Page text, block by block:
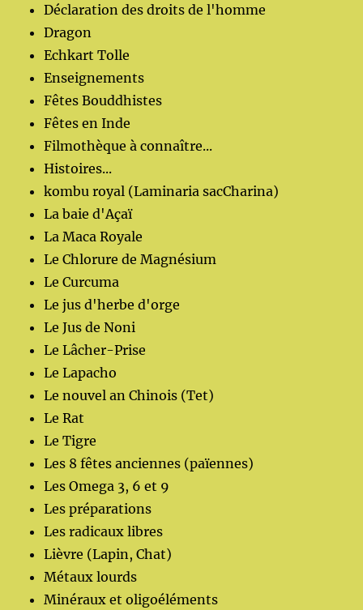
Déclaration des droits de l'homme
Dragon
Echkart Tolle
Enseignements
Fêtes Bouddhistes
Fêtes en Inde
Filmothèque à connaître...
Histoires...
kombu royal (Laminaria sacCharina)
La baie d'Açaï
La Maca Royale
Le Chlorure de Magnésium
Le Curcuma
Le jus d'herbe d'orge
Le Jus de Noni
Le Lâcher-Prise
Le Lapacho
Le nouvel an Chinois (Tet)
Le Rat
Le Tigre
Les 8 fêtes anciennes (païennes)
Les Omega 3, 6 et 9
Les préparations
Les radicaux libres
Lièvre (Lapin, Chat)
Métaux lourds
Minéraux et oligoéléments